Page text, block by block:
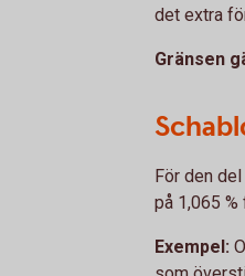
det extra
Gränsen
För den
på 1,065
Exempel: